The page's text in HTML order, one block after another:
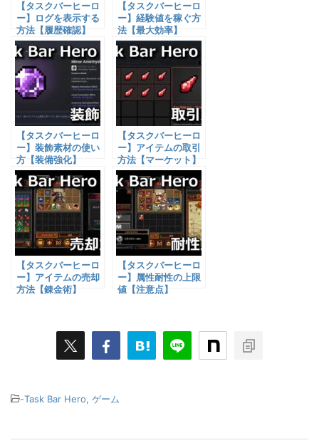
【タスクバーヒーロ
ー】ログを表示する
方法【履歴確認】
【タスクバーヒーロ
ー】経験値を稼ぐ方
法【最大効率】
【タスクバーヒーロ
ー】装飾素材の使い
方【装備強化】
【タスクバーヒーロ
ー】アイテムの取引
方法【マーケット】
【タスクバーヒーロ
ー】アイテムの売却
方法【錬金術】
【タスクバーヒーロ
ー】属性耐性の上限
値【注意点】
-Task Bar Hero, ゲーム